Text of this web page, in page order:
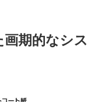
期的なシス